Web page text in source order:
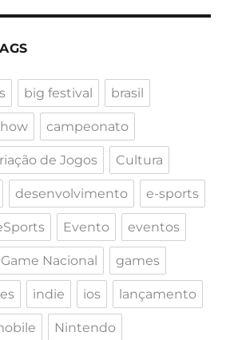
big festival brasil
campeonato
de Jogos Cultura
desenvolvimento e-sports
Evento eventos
Game Nacional games
indie ios lançamento
Nintendo